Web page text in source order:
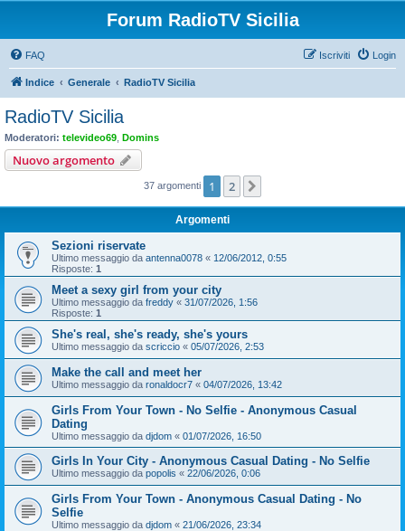
Forum RadioTV Sicilia
FAQ Login
Iscriviti
Indice Generale RadioTV Sicilia
RadioTV Sicilia
Moderatori: televideo69 Domins
Nuovo argomento
37 argomenti 1 2
Argomenti
Sezioni riservate
Ultimo messaggio da antenna0078 « 12/06/2012, 0:55
Risposte: 1
Meet a sexy girl from your city
Ultimo messaggio da freddy « 31/07/2026, 1:56
Risposte: 1
She's real, she's ready, she's yours
Ultimo messaggio da scriccio « 05/07/2026, 2:53
Make the call and meet her
Ultimo messaggio da ronaldocr7 « 04/07/2026, 13:42
Girls From Your Town - No Selfie - Anonymous Casual
Dating
Ultimo messaggio da djdom « 01/07/2026, 16:50
Girls In Your City - Anonymous Casual Dating - No Selfie
Ultimo messaggio da popolis « 22/06/2026, 0:06
Girls From Your Town - Anonymous Casual Dating - No
Selfie
Ultimo messaggio da djdom « 21/06/2026, 23:34